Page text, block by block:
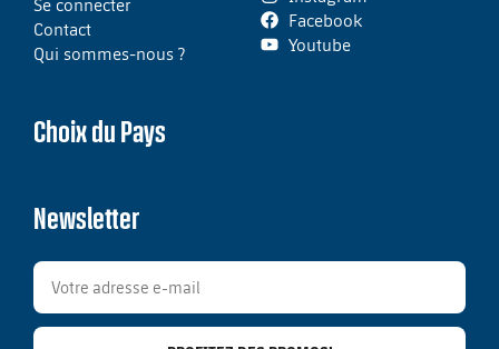
Contact
Qui sommes-nous ?
Facebook
Youtube
Choix du Pays
Newsletter